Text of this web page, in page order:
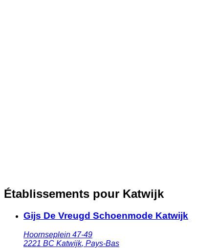
Établissements pour Katwijk
Gijs De Vreugd Schoenmode Katwijk
Hoornseplein 47-49
2221 BC Katwijk, Pays-Bas